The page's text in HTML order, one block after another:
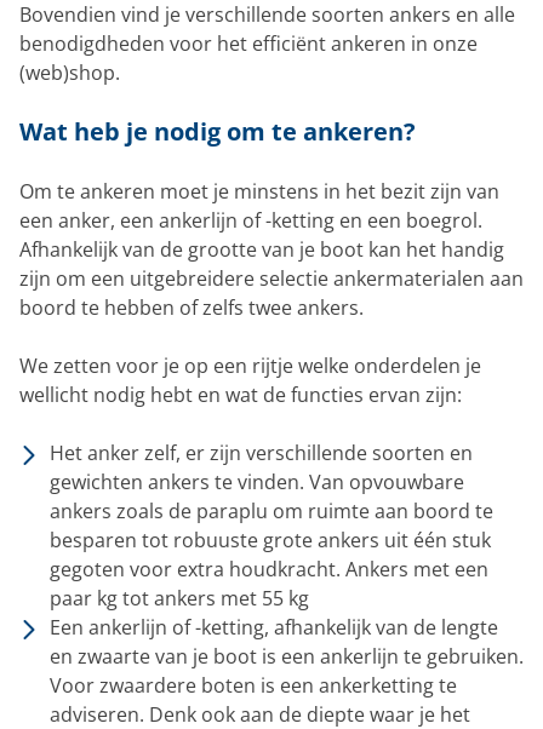
Bovendien vind je verschillende soorten ankers en alle
benodigdheden voor het efficiënt ankeren in onze
(web)shop.
Wat heb je nodig om te ankeren?
Om te ankeren moet je minstens in het bezit zijn van
een anker, een ankerlijn of -ketting en een boegrol.
Afhankelijk van de grootte van je boot kan het handig
zijn om een uitgebreidere selectie ankermaterialen aan
boord te hebben of zelfs twee ankers.
We zetten voor je op een rijtje welke onderdelen je
wellicht nodig hebt en wat de functies ervan zijn:
Het anker zelf, er zijn verschillende soorten en
gewichten ankers te vinden. Van opvouwbare
ankers zoals de paraplu om ruimte aan boord te
besparen tot robuuste grote ankers uit één stuk
gegoten voor extra houdkracht. Ankers met een
paar kg tot ankers met 55 kg
Een ankerlijn of -ketting, afhankelijk van de lengte
en zwaarte van je boot is een ankerlijn te gebruiken.
Voor zwaardere boten is een ankerketting te
adviseren. Denk ook aan de diepte waar je het